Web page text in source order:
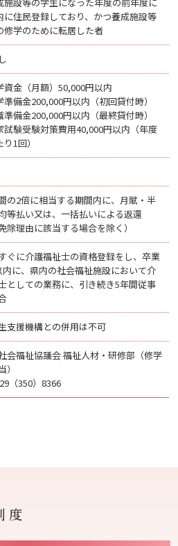
に住民登録しており、かつ養成施設等
修学のために転居した者
資金（月額）50,000円以内
準備金200,000円以内（初回貸付時）
準備金200,000円以内（最終貸付時）
試験受験対策費用40,000円以内（年度
1回）
の2倍に相当する期間内に、月賦・半
等払い又は、一括払いによる返還
除理由に該当する場合を除く）
ぐに介護福祉士の資格登録をし、卒業
内に、県内の社会福祉施設において介
としての業務に、引き続き5年間従事
支援機構との併用は不可
会福祉協議会 福祉人材・研修部（修学
（350）8366
度